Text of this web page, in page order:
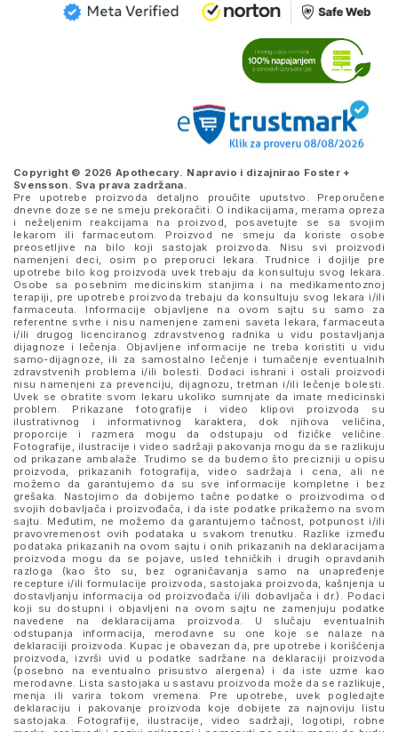
Copyright © 2026 Apothecary. Napravio i dizajnirao Foster +
Svensson. Sva prava zadržana.
Pre upotrebe proizvoda detaljno proučite uputstvo. Preporučene
dnevne doze se ne smeju prekoračiti. O indikacijama, merama opreza
i neželjenim reakcijama na proizvod, posavetujte se sa svojim
lekarom ili farmaceutom. Proizvod ne smeju da koriste osobe
preosetljive na bilo koji sastojak proizvoda. Nisu svi proizvodi
namenjeni deci, osim po preporuci lekara. Trudnice i dojilje pre
upotrebe bilo kog proizvoda uvek trebaju da konsultuju svog lekara.
Osobe sa posebnim medicinskim stanjima i na medikamentoznoj
terapiji, pre upotrebe proizvoda trebaju da konsultuju svog lekara i/ili
farmaceuta. Informacije objavljene na ovom sajtu su samo za
referentne svrhe i nisu namenjene zameni saveta lekara, farmaceuta
i/ili drugog licenciranog zdravstvenog radnika u vidu postavljanja
dijagnoze i lečenja. Objavljene informacije ne treba koristiti u vidu
samo-dijagnoze, ili za samostalno lečenje i tumačenje eventualnih
zdravstvenih problema i/ili bolesti. Dodaci ishrani i ostali proizvodi
nisu namenjeni za prevenciju, dijagnozu, tretman i/ili lečenje bolesti.
Uvek se obratite svom lekaru ukoliko sumnjate da imate medicinski
problem. Prikazane fotografije i video klipovi proizvoda su
ilustrativnog i informativnog karaktera, dok njihova veličina,
proporcije i razmera mogu da odstupaju od fizičke veličine.
Fotografije, ilustracije i video sadržaji pakovanja mogu da se razlikuju
od prikazane ambalaže. Trudimo se da budemo što precizniji u opisu
proizvoda, prikazanih fotografija, video sadržaja i cena, ali ne
možemo da garantujemo da su sve informacije kompletne i bez
grešaka. Nastojimo da dobijemo tačne podatke o proizvodima od
svojih dobavljača i proizvođača, i da iste podatke prikažemo na svom
sajtu. Međutim, ne možemo da garantujemo tačnost, potpunost i/ili
pravovremenost ovih podataka u svakom trenutku. Razlike između
podataka prikazanih na ovom sajtu i onih prikazanih na deklaracijama
proizvoda mogu da se pojave, usled tehničkih i drugih opravdanih
razloga (kao što su, bez ograničavanja samo na unapređenje
recepture i/ili formulacije proizvoda, sastojaka proizvoda, kašnjenja u
dostavljanju informacija od proizvođača i/ili dobavljača i dr.). Podaci
koji su dostupni i objavljeni na ovom sajtu ne zamenjuju podatke
navedene na deklaracijama proizvoda. U slučaju eventualnih
odstupanja informacija, merodavne su one koje se nalaze na
deklaraciji proizvoda. Kupac je obavezan da, pre upotrebe i korišćenja
proizvoda, izvrši uvid u podatke sadržane na deklaraciji proizvoda
(posebno na eventualno prisustvo alergena) i da iste uzme kao
merodavne. Lista sastojaka u sastavu proizvoda može da se razlikuje,
menja ili varira tokom vremena. Pre upotrebe, uvek pogledajte
deklaraciju i pakovanje proizvoda koje dobijete za najnoviju listu
sastojaka. Fotografije, ilustracije, video sadržaji, logotipi, robne